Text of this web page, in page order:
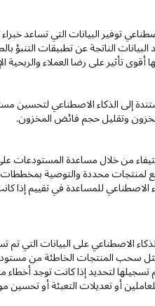
توفير البيانات التي تساعد
الناتجة عن تطبيقات
تأثير على رضا العملاء والربحية
إلى الذكاء الاصطناعي لتحسين
وتقليل حجم فائض المخزون.
من خلال مساعدة المستودعات
لمنتجات محددة والتوصية بمخططات
للمساعدة في تقييم إذا
الاصطناعي على البيانات التي تم
سحب المنتجات الخاطئة من مستودع
لتحديد إذا كانت توجد أخطاء
أو تعديلات التعبئة أو تحسين